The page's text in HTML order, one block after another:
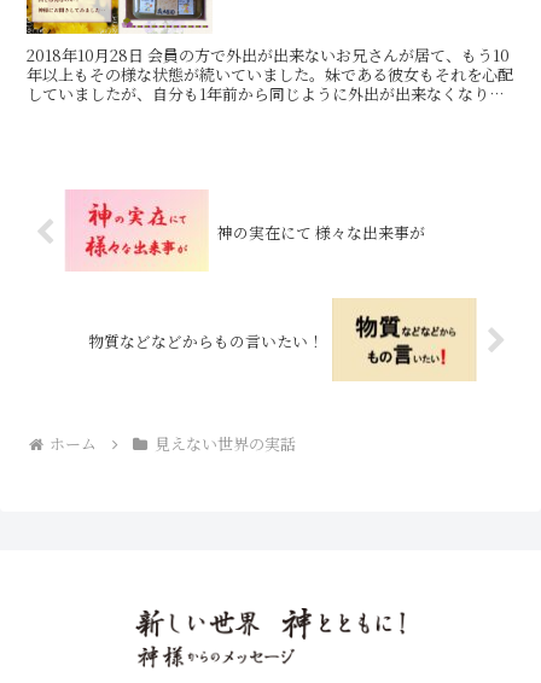
2018年10月28日 会員の方で外出が出来ないお兄さんが居て、もう10
年以上もその様な状態が続いていました。妹である彼女もそれを心配
していましたが、自分も1年前から同じように外出が出来なくなりま
神の実在にて 様々な出来事が
物質などなどからもの言いたい！
ホーム 見えない世界の実話